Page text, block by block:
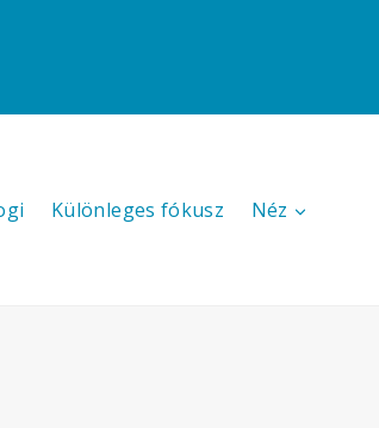
Különleges fókusz Néz